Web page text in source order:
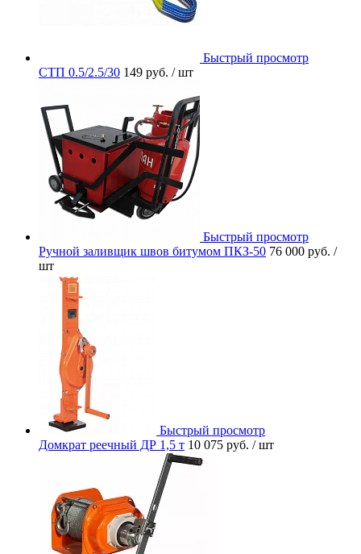
Быстрый просмотр
СТП 0.5/2.5/30 149 руб. / шт
Быстрый просмотр
Ручной заливщик швов битумом ПКЗ-50 76 000 руб. /
шт
Быстрый просмотр
Домкрат реечный ДР 1,5 т 10 075 руб. / шт